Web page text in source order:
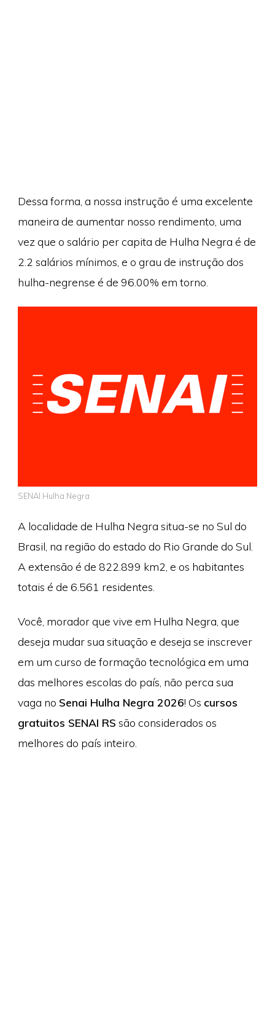
Dessa forma, a nossa instrução é uma excelente
maneira de aumentar nosso rendimento, uma
vez que o salário per capita de Hulha Negra é de
2.2 salários mínimos, e o grau de instrução dos
hulha-negrense é de 96.00% em torno.
SENAI Hulha Negra
A localidade de Hulha Negra situa-se no Sul do
Brasil, na região do estado do Rio Grande do Sul.
A extensão é de 822.899 km2, e os habitantes
totais é de 6.561 residentes.
Você, morador que vive em Hulha Negra, que
deseja mudar sua situação e deseja se inscrever
em um curso de formação tecnológica em uma
das melhores escolas do país, não perca sua
vaga no Senai Hulha Negra 2026! Os cursos
gratuitos SENAI RS são considerados os
melhores do país inteiro.